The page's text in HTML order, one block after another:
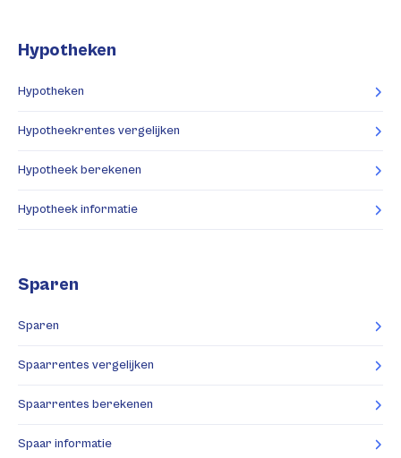
Hypotheken
Hypotheken
Hypotheekrentes vergelijken
Hypotheek berekenen
Hypotheek informatie
Sparen
Sparen
Spaarrentes vergelijken
Spaarrentes berekenen
Spaar informatie